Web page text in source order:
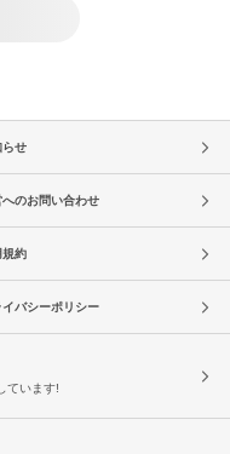
らせ
へのお問い合わせ
規約
イバシーポリシー
ています!